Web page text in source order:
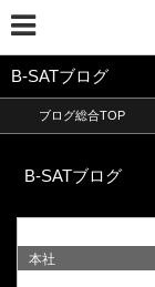
B-SATブログ
ブログ総合TOP
B-SATブログ
本社